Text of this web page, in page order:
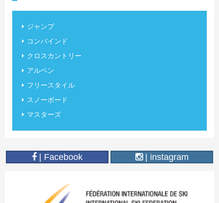
ジャンプ
コンバインド
クロスカントリー
アルペン
フリースタイル
スノーボード
マスターズ
| Facebook | instagram